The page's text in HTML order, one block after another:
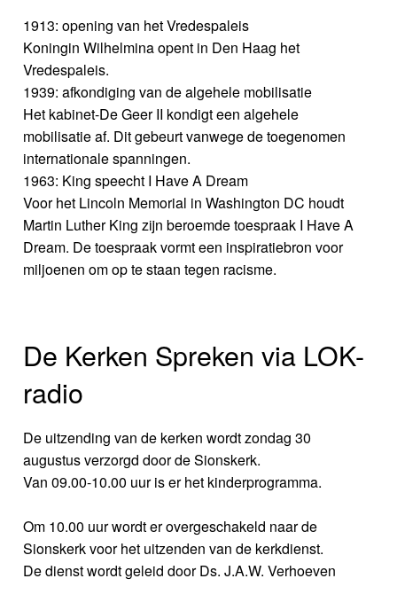
1913: opening van het Vredespaleis
Koningin Wilhelmina opent in Den Haag het
Vredespaleis.
1939: afkondiging van de algehele mobilisatie
Het kabinet-De Geer II kondigt een algehele
mobilisatie af. Dit gebeurt vanwege de toegenomen
internationale spanningen.
1963: King speecht I Have A Dream
Voor het Lincoln Memorial in Washington DC houdt
Martin Luther King zijn beroemde toespraak I Have A
Dream. De toespraak vormt een inspiratiebron voor
miljoenen om op te staan tegen racisme.
De Kerken Spreken via LOK-
radio
De uitzending van de kerken wordt zondag 30
augustus verzorgd door de Sionskerk.
Van 09.00-10.00 uur is er het kinderprogramma.
Om 10.00 uur wordt er overgeschakeld naar de
Sionskerk voor het uitzenden van de kerkdienst.
De dienst wordt geleid door Ds. J.A.W. Verhoeven